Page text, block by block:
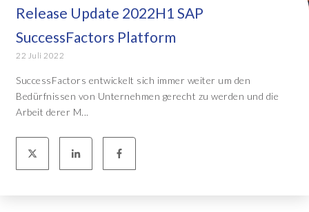
Release Update 2022H1 SAP
SuccessFactors Platform
22 Juli 2022
SuccessFactors entwickelt sich immer weiter um den
Bedürfnissen von Unternehmen gerecht zu werden und die
Arbeit derer M...